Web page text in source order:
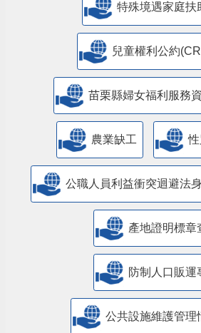
特殊境遇家庭扶
兒童權利公約
苗栗縣婦女福利服務
農業缺工
公職人員利益衝突迴避法
產地證明標章
防制人口販運
公共設施維護管理